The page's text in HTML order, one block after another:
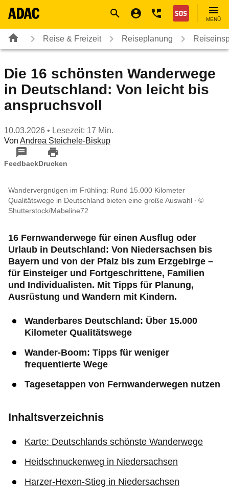
Nothilfe
MENÜ
Reise & Freizeit Reiseplanung
Die 16 schönsten Wanderwege
in Deutschland: Von leicht bis
anspruchsvoll
10.03.2026 • Lesezeit: 17 Min.
Von Andrea Steichele-Biskup
FeedbackDrucken
Wandervergnügen im Frühling: Rund 15.000 Kilometer
Qualitätswege in Deutschland bieten eine große Auswahl
©
Shutterstock/Mabeline72
16 Fernwanderwege für einen Ausflug oder
Urlaub in Deutschland: Von Niedersachsen bis
Bayern und von der Pfalz bis zum Erzgebirge –
für Einsteiger und Fortgeschrittene, Familien
und Individualisten. Mit Tipps für Planung,
Ausrüstung und Wandern mit Kindern.
Wanderbares Deutschland: Über 15.000
Kilometer Qualitätswege
Wander-Boom: Tipps für weniger
frequentierte Wege
Tagesetappen von Fernwanderwegen nutzen
Inhaltsverzeichnis
Karte: Deutschlands schönste Wanderwege
Heidschnuckenweg in Niedersachsen
Harzer-Hexen-Stieg in Niedersachsen